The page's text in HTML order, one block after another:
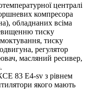
централі
компресора
обладнаних всіма
тиску
тиску
регулятор
масляний ресивер,
83 E4-sv з рівнем
якого мають